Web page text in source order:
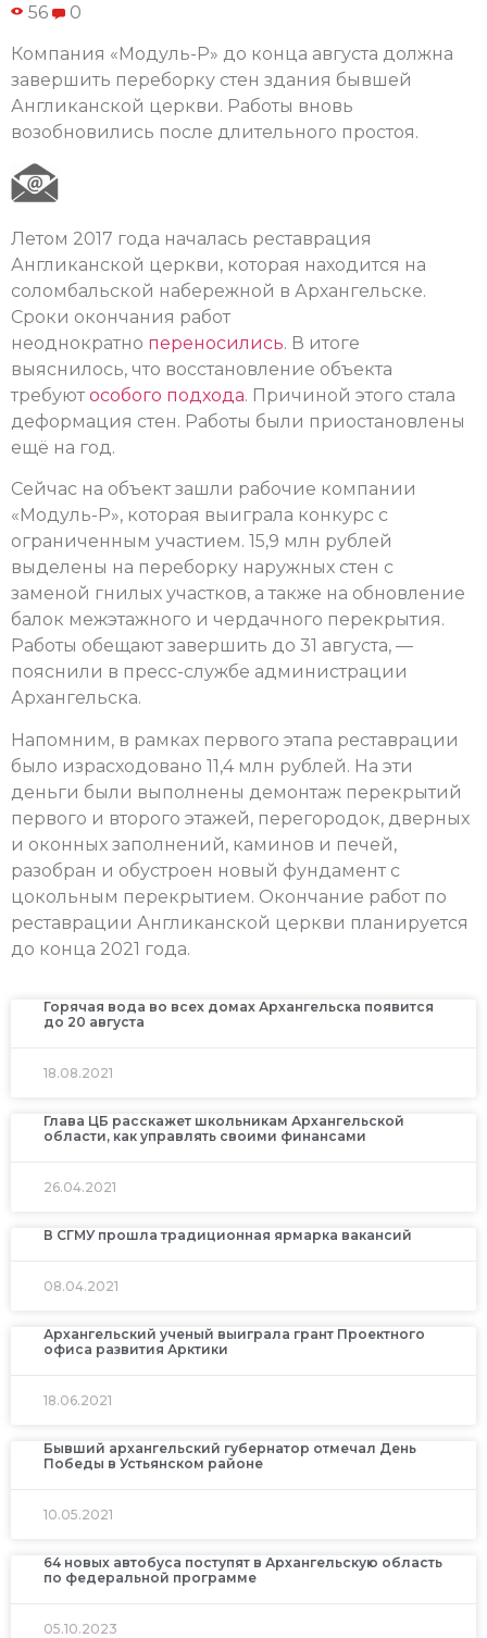
56 0
Компания «Модуль-Р» до конца августа должна
завершить переборку стен здания бывшей
Англиканской церкви. Работы вновь
возобновились после длительного простоя.
Летом 2017 года началась реставрация
Англиканской церкви, которая находится на
соломбальской набережной в Архангельске.
Сроки окончания работ
неоднократно переносились. В итоге
выяснилось, что восстановление объекта
требуют особого подхода. Причиной этого стала
деформация стен. Работы были приостановлены
ещё на год.
Сейчас на объект зашли рабочие компании
«Модуль-Р», которая выиграла конкурс с
ограниченным участием. 15,9 млн рублей
выделены на переборку наружных стен с
заменой гнилых участков, а также на обновление
балок межэтажного и чердачного перекрытия.
Работы обещают завершить до 31 августа, —
пояснили в пресс-службе администрации
Архангельска.
Напомним, в рамках первого этапа реставрации
было израсходовано 11,4 млн рублей. На эти
деньги были выполнены демонтаж перекрытий
первого и второго этажей, перегородок, дверных
и оконных заполнений, каминов и печей,
разобран и обустроен новый фундамент с
цокольным перекрытием. Окончание работ по
реставрации Англиканской церкви планируется
до конца 2021 года.
Горячая вода во всех домах Архангельска появится
до 20 августа
18.08.2021
Глава ЦБ расскажет школьникам Архангельской
области, как управлять своими финансами
26.04.2021
В СГМУ прошла традиционная ярмарка вакансий
08.04.2021
Архангельский ученый выиграла грант Проектного
офиса развития Арктики
18.06.2021
Бывший архангельский губернатор отмечал День
Победы в Устьянском районе
10.05.2021
64 новых автобуса поступят в Архангельскую область
по федеральной программе
05.10.2023